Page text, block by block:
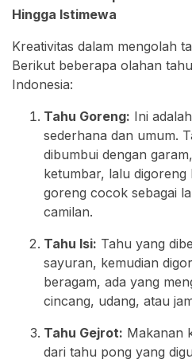
Hingga Istimewa
Kreativitas dalam mengolah
Berikut beberapa olahan
Indonesia:
Tahu Goreng: Ini
sederhana dan umum.
dibumbui dengan
ketumbar, lalu digoreng
goreng cocok sebagai
camilan.
Tahu Isi: Tahu yang
sayuran, kemudian
beragam, ada yang
cincang, udang, atau
Tahu Gejrot: Makanan
dari tahu pong yang